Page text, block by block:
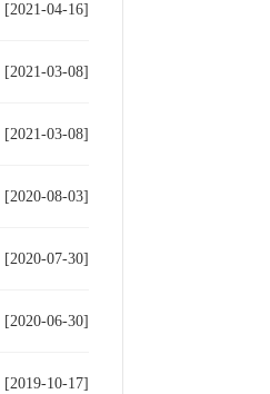
[2021-04-16]
[2021-03-08]
[2021-03-08]
[2020-08-03]
[2020-07-30]
[2020-06-30]
[2019-10-17]